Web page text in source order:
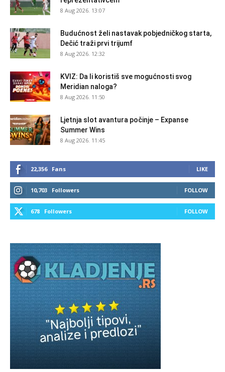
8 Aug 2026. 13:07
Budućnost želi nastavak pobjedničkog starta,
Dečić traži prvi trijumf
8 Aug 2026. 12:32
KVIZ: Da li koristiš sve mogućnosti svog
Meridian naloga?
8 Aug 2026. 11:50
Ljetnja slot avantura počinje – Expanse
Summer Wins
8 Aug 2026. 11:45
22,356 Fans LIKE
10,703 Followers FOLLOW
678 Followers FOLLOW